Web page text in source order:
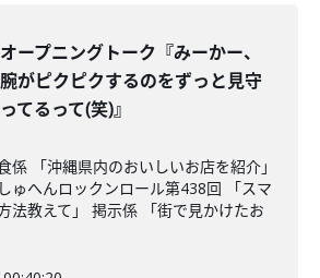
オープニングトーク『みーかー、
腕がピクピクするのをずっと見守
ってるって(笑)』
係 「沖縄県内のおいしいお店を紹介」
ゅへんロックンロール第438回 「スマ
法教えて」 掲示係 「街で見かけたお